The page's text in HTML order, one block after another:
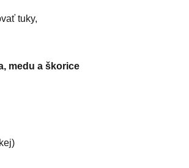
tuky,
medu a škorice